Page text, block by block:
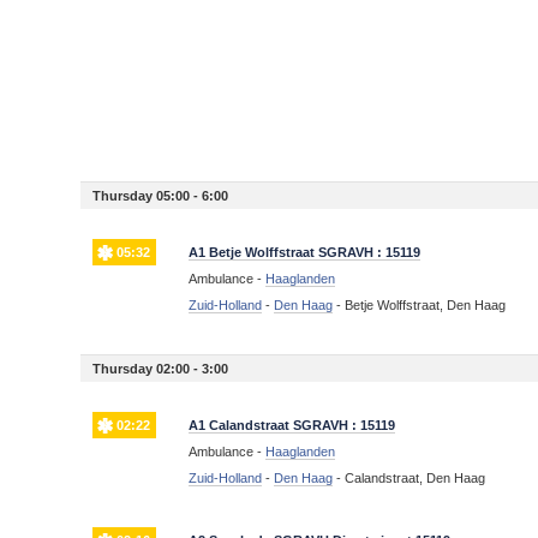
Thursday 05:00 - 6:00
05:32
A1 Betje Wolffstraat SGRAVH : 15119
Ambulance - Haaglanden
Zuid-Holland - Den Haag - Betje Wolffstraat, Den Haag
Thursday 02:00 - 3:00
02:22
A1 Calandstraat SGRAVH : 15119
Ambulance - Haaglanden
Zuid-Holland - Den Haag -Calandstraat, Den Haag